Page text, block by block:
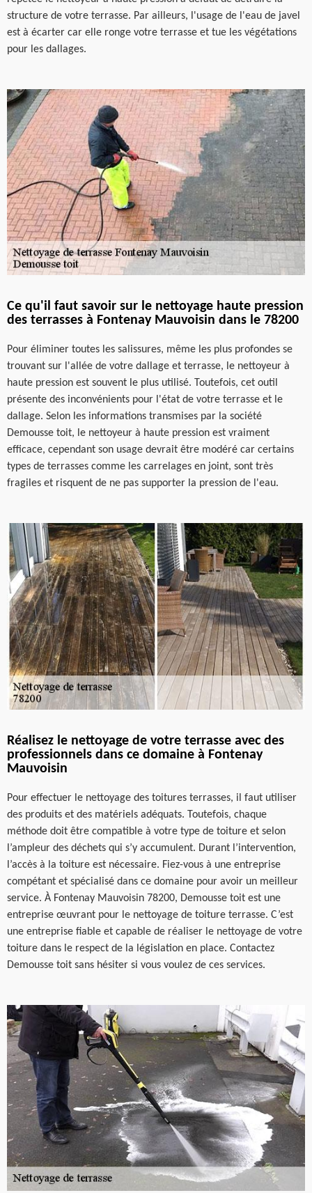
structure de votre terrasse. Par ailleurs, l'usage de l'eau de javel
est à écarter car elle ronge votre terrasse et tue les végétations
pour les dallages.
Ce qu'il faut savoir sur le nettoyage haute pression
des terrasses à Fontenay Mauvoisin dans le 78200
Pour éliminer toutes les salissures, même les plus profondes se
trouvant sur l'allée de votre dallage et terrasse, le nettoyeur à
haute pression est souvent le plus utilisé. Toutefois, cet outil
présente des inconvénients pour l'état de votre terrasse et le
dallage. Selon les informations transmises par la société
Demousse toit, le nettoyeur à haute pression est vraiment
efficace, cependant son usage devrait être modéré car certains
types de terrasses comme les carrelages en joint, sont très
fragiles et risquent de ne pas supporter la pression de l'eau.
Réalisez le nettoyage de votre terrasse avec des
professionnels dans ce domaine à Fontenay
Mauvoisin
Pour effectuer le nettoyage des toitures terrasses, il faut utiliser
des produits et des matériels adéquats. Toutefois, chaque
méthode doit être compatible à votre type de toiture et selon
l’ampleur des déchets qui s’y accumulent. Durant l’intervention,
l’accès à la toiture est nécessaire. Fiez-vous à une entreprise
compétant et spécialisé dans ce domaine pour avoir un meilleur
service. À Fontenay Mauvoisin 78200, Demousse toit est une
entreprise œuvrant pour le nettoyage de toiture terrasse. C’est
une entreprise fiable et capable de réaliser le nettoyage de votre
toiture dans le respect de la législation en place. Contactez
Demousse toit sans hésiter si vous voulez de ces services.